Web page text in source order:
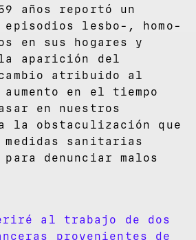
años reportó un
episodios lesbo-, homo-
en sus hogares y
aparición del
atribuido al
en el tiempo
en nuestros
la obstaculización que
sanitarias
para denunciar malos
al trabajo de dos
provenientes de